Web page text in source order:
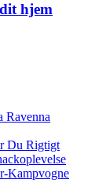
hjem
Ravenna
Du Rigtigt
Kampvogne